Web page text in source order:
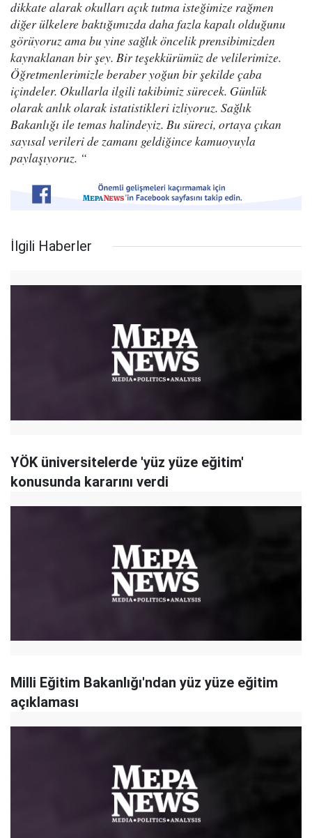
dikkate alarak okulları açık tutma isteğimize rağmen
diğer ülkelere baktığımızda daha fazla kapalı olduğunu
görüyoruz ama bu yine sağlık öncelik prensibimizden
kaynaklanan bir şey. Bir teşekkürümüz de velilerimize.
Öğretmenlerimizle beraber yoğun bir şekilde çaba
içindeler. Okullarla ilgili takibimiz sürecek. Günlük
olarak anlık olarak istatistikleri izliyoruz. Sağlık
Bakanlığı ile temas halindeyiz. Bu süreci, ortaya çıkan
sayısal verileri de zamanı geldiğince kamuoyuyla
paylaşıyoruz. “
İlgili Haberler
YÖK üniversitelerde 'yüz yüze eğitim'
konusunda kararını verdi
Milli Eğitim Bakanlığı'ndan yüz yüze eğitim
açıklaması